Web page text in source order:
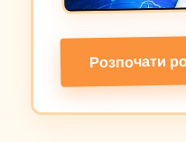
Розпочати